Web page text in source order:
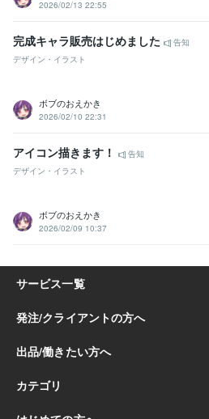
2026/02/13 22:55
完成キャラ販売はじめました
告知
デザイン・イラスト
ボブのおえかき
2026/02/10 22:31
アイコン描きます！
告知
デザイン・イラスト
ボブのおえかき
2026/02/09 10:37